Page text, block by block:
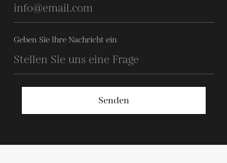
Geben Sie Ihre Nachricht ein
Senden